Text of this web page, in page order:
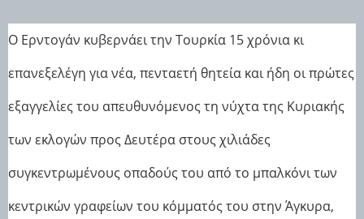
Ο Ερντογάν κυβερνάει την Τουρκία 15 χρόνια κι
επανεξελέγη για νέα, πενταετή θητεία και ήδη οι πρώτες
εξαγγελίες του απευθυνόμενος τη νύχτα της Κυριακής
των εκλογών προς Δευτέρα στους χιλιάδες
συγκεντρωμένους οπαδούς του από το μπαλκόνι των
κεντρικών γραφείων του κόμματός του στην Άγκυρα,